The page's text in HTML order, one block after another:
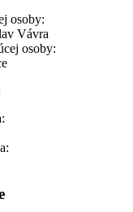
osoby:
Vávra
osoby: